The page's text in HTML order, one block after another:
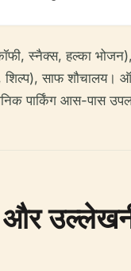
स्नैक्स, हल्का
शिल्प), साफ शौचालय।
पार्किंग आस-पास
और